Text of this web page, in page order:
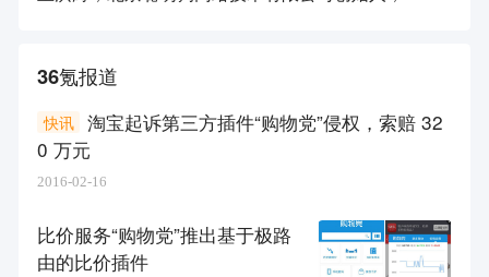
36氪报道
淘宝起诉第三方插件“购物党”侵权，索赔 32
0 万元
快讯
2016-02-16
比价服务“购物党”推出基于极路
由的比价插件